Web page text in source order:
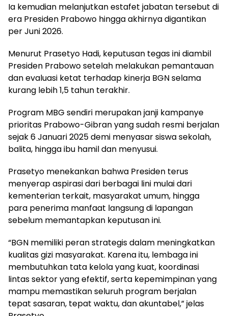
Ia kemudian melanjutkan estafet jabatan tersebut di
era Presiden Prabowo hingga akhirnya digantikan
per Juni 2026.
Menurut Prasetyo Hadi, keputusan tegas ini diambil
Presiden Prabowo setelah melakukan pemantauan
dan evaluasi ketat terhadap kinerja BGN selama
kurang lebih 1,5 tahun terakhir.
Program MBG sendiri merupakan janji kampanye
prioritas Prabowo-Gibran yang sudah resmi berjalan
sejak 6 Januari 2025 demi menyasar siswa sekolah,
balita, hingga ibu hamil dan menyusui.
Prasetyo menekankan bahwa Presiden terus
menyerap aspirasi dari berbagai lini mulai dari
kementerian terkait, masyarakat umum, hingga
para penerima manfaat langsung di lapangan
sebelum memantapkan keputusan ini.
“BGN memiliki peran strategis dalam meningkatkan
kualitas gizi masyarakat. Karena itu, lembaga ini
membutuhkan tata kelola yang kuat, koordinasi
lintas sektor yang efektif, serta kepemimpinan yang
mampu memastikan seluruh program berjalan
tepat sasaran, tepat waktu, dan akuntabel,” jelas